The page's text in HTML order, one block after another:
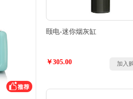
颐电-迷你烟灰缸
￥305.00 加入